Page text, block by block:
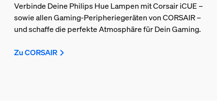
Verbinde Deine Philips Hue Lampen mit Corsair iCUE –
sowie allen Gaming-Peripheriegeräten von CORSAIR –
und schaffe die perfekte Atmosphäre für Dein Gaming.
Zu CORSAIR